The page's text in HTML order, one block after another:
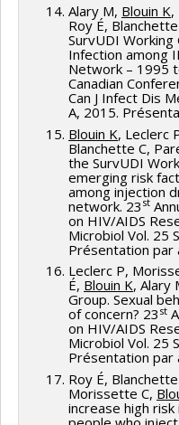
Alary M, Blouin K,
Roy É,
SurvUDI Working
Infection among
Network – 1995
Canadian
Can J Infect Dis
A, 2015.
Blouin K, Leclerc
Blanchette C,
the SurvUDI
emerging risk
among injection
network. 23 st
on HIV/AIDS
Microbiol Vol. 25
Présentation par
Leclerc P,
É, Blouin K, Alary
Group. Sexual
of concern? 23 st
on HIV/AIDS
Microbiol Vol. 25
Présentation par
Roy É,
Morissette C,
increase high